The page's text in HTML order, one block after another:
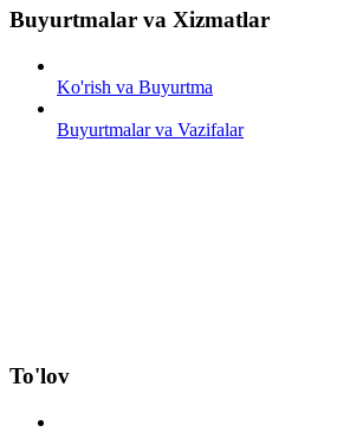
Buyurtmalar va Xizmatlar
Ko'rish va Buyurtma
Buyurtmalar va Vazifalar
To'lov